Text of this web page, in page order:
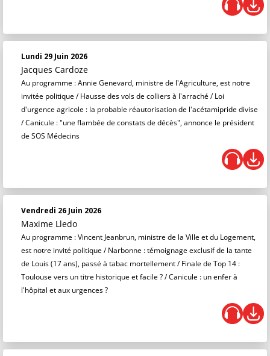
Lundi 29 Juin 2026
Jacques Cardoze
Au programme : Annie Genevard, ministre de l'Agriculture, est notre
invitée politique / Hausse des vols de colliers à l'arraché / Loi
d'urgence agricole : la probable réautorisation de l'acétamipride divise
/ Canicule : "une flambée de constats de décès", annonce le président
de SOS Médecins
Vendredi 26 Juin 2026
Maxime Lledo
Au programme : Vincent Jeanbrun, ministre de la Ville et du Logement,
est notre invité politique / Narbonne : témoignage exclusif de la tante
de Louis (17 ans), passé à tabac mortellement / Finale de Top 14 :
Toulouse vers un titre historique et facile ? / Canicule : un enfer à
l'hôpital et aux urgences ?